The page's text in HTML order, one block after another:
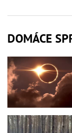
DOMÁCE